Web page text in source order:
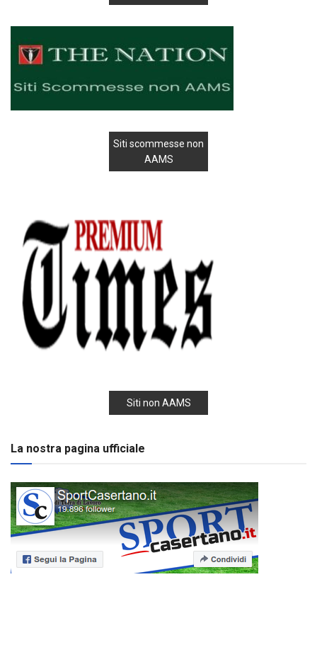
Siti scommesse non
AAMS
Siti non AAMS
La nostra pagina ufficiale